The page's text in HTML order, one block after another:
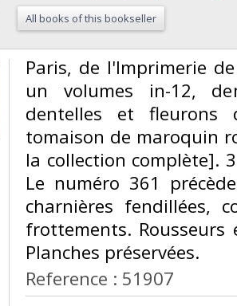
All books of this bookseller
‎Paris, de l'Imprimerie
un volumes in-12,
dentelles et
tomaison de maroquin
la collection complète].
Le numéro 361
charnières fendillées,
frottements. Rousseurs
Planches préservées.‎
Reference : 51907